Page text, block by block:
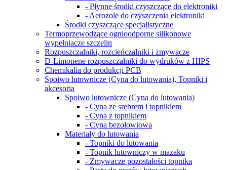
- Płynne środki czyszczące do elektroniki
- Aerozole do czyszczenia elektroniki
Środki czyszczące specjalistyczne
Termoprzewodzące ognioodporne silikonowe
wypełniacze szczelin
Rozpuszczalniki, rozcieńczalniki i zmywacze
D-Limonene rozpuszczalniki do wydruków z HIPS
Chemikalia do produkcji PCB
Spoiwo lutownicze (Cyna do lutowania), Topniki i
akcesoria
Spoiwo lutownicze (Cyna do lutowania)
- Cyna ze srebrem i topnikiem
- Cyna z topnikiem
- Cyna bezołowiowa
Materiały do lutowania
- Topniki do lutowania
- Topnik lutowniczy w mazaku
- Zmywacze pozostałości topnika